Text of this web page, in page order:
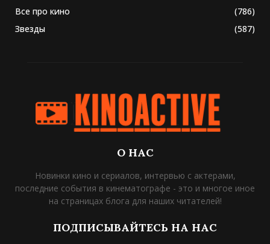
Все про кино
(786)
Звезды
(587)
О НАС
Новинки кино и сериалов, интервью с актерами,
последние события в кинематографе - это и многое иное
на страницах блога для наших читателей!
ПОДПИСЫВАЙТЕСЬ НА НАС